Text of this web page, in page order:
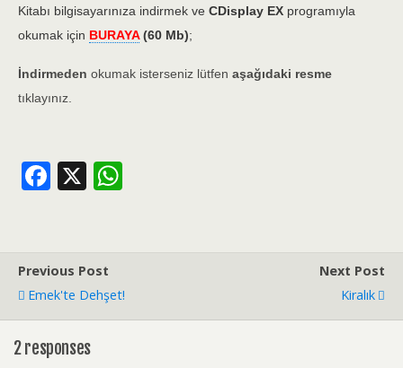
Kitabı bilgisayarınıza indirmek ve CDisplay EX programıyla
okumak için BURAYA(60 Mb);
İndirmeden okumak isterseniz lütfen aşağıdaki resme
tıklayınız.
F
b
o
o
k
X
A
p
Previous Post
Emek'te Dehşet!
Next Post
Kiralık
2 responses